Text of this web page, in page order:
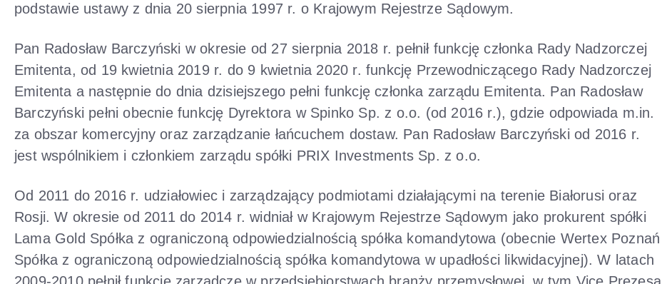
podstawie ustawy z dnia 20 sierpnia 1997 r. o Krajowym Rejestrze Sądowym.
Pan Radosław Barczyński w okresie od 27 sierpnia 2018 r. pełnił funkcję członka Rady Nadzorczej
Emitenta, od 19 kwietnia 2019 r. do 9 kwietnia 2020 r. funkcję Przewodniczącego Rady Nadzorczej
Emitenta a następnie do dnia dzisiejszego pełni funkcję członka zarządu Emitenta. Pan Radosław
Barczyński pełni obecnie funkcję Dyrektora w Spinko Sp. z o.o. (od 2016 r.), gdzie odpowiada m.in.
za obszar komercyjny oraz zarządzanie łańcuchem dostaw. Pan Radosław Barczyński od 2016 r.
jest wspólnikiem i członkiem zarządu spółki PRIX Investments Sp. z o.o.
Od 2011 do 2016 r. udziałowiec i zarządzający podmiotami działającymi na terenie Białorusi oraz
Rosji. W okresie od 2011 do 2014 r. widniał w Krajowym Rejestrze Sądowym jako prokurent spółki
Lama Gold Spółka z ograniczoną odpowiedzialnością spółka komandytowa (obecnie Wertex Poznań
Spółka z ograniczoną odpowiedzialnością spółka komandytowa w upadłości likwidacyjnej). W latach